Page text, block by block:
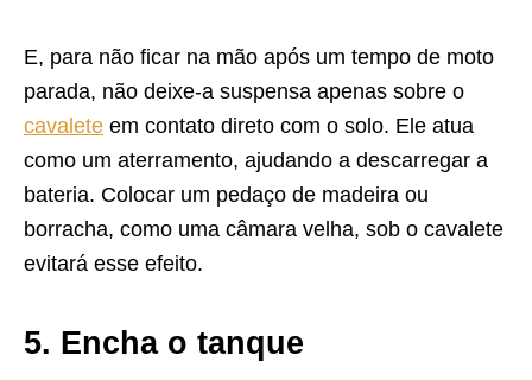
E, para não ficar na mão após um tempo de moto
parada, não deixe-a suspensa apenas sobre o
cavalete em contato direto com o solo. Ele atua
como um aterramento, ajudando a descarregar a
bateria. Colocar um pedaço de madeira ou
borracha, como uma câmara velha, sob o cavalete
evitará esse efeito.
5. Encha o tanque